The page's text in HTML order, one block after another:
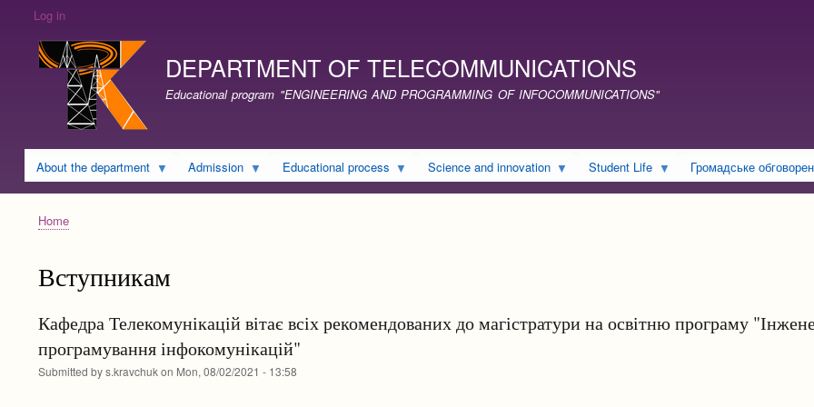
content
Log in
DEPARTMENT OF TELECOMMUNICATIONS
Educational program "ENGINEERING AND PROGRAMMING OF INFOCOMMUNICATIONS"
About the department Admission Educational process Science and innovation Student Life Громадське
Breadcrumb
Home
Вступникам
Кафедра Телекомунікацій вітає всіх рекомендованих до магістратури на освітню програму
програмування інфокомунікацій"
Submitted bys.kravchukon Mon, 08/02/2021 - 13:58